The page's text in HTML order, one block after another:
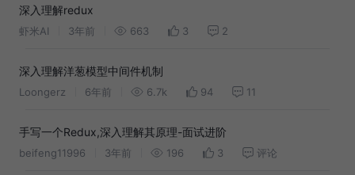
深入理解redux
虾米AI 3年前 663 3 2
深入理解洋葱模型中间件机制
Loongerz 6年前 6.7k 94 11
手写一个Redux,深入理解其原理-面试进阶
beifeng11996 3年前 196 3 评论